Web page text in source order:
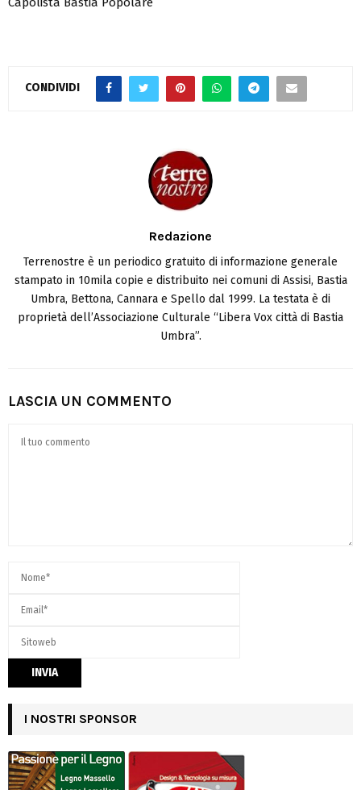
CONDIVIDI
Redazione
Terrenostre è un periodico gratuito di informazione generale
stampato in 10mila copie e distribuito nei comuni di Assisi, Bastia
Umbra, Bettona, Cannara e Spello dal 1999. La testata è di
proprietà dell’Associazione Culturale “Libera Vox città di Bastia
Umbra”.
LASCIA UN COMMENTO
I NOSTRI SPONSOR